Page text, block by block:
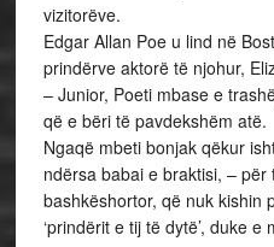
vizitorëve.
Edgar Allan Poe u lind në
prindërve aktorë të njohur,
– Junior, Poeti mbase e
që e bëri të pavdekshëm atë.
Ngaqë mbeti bonjak qëkur
ndërsa babai e braktisi, – për
bashkëshortor, që nuk kishin
‘prindërit e tij të dytë’, duke